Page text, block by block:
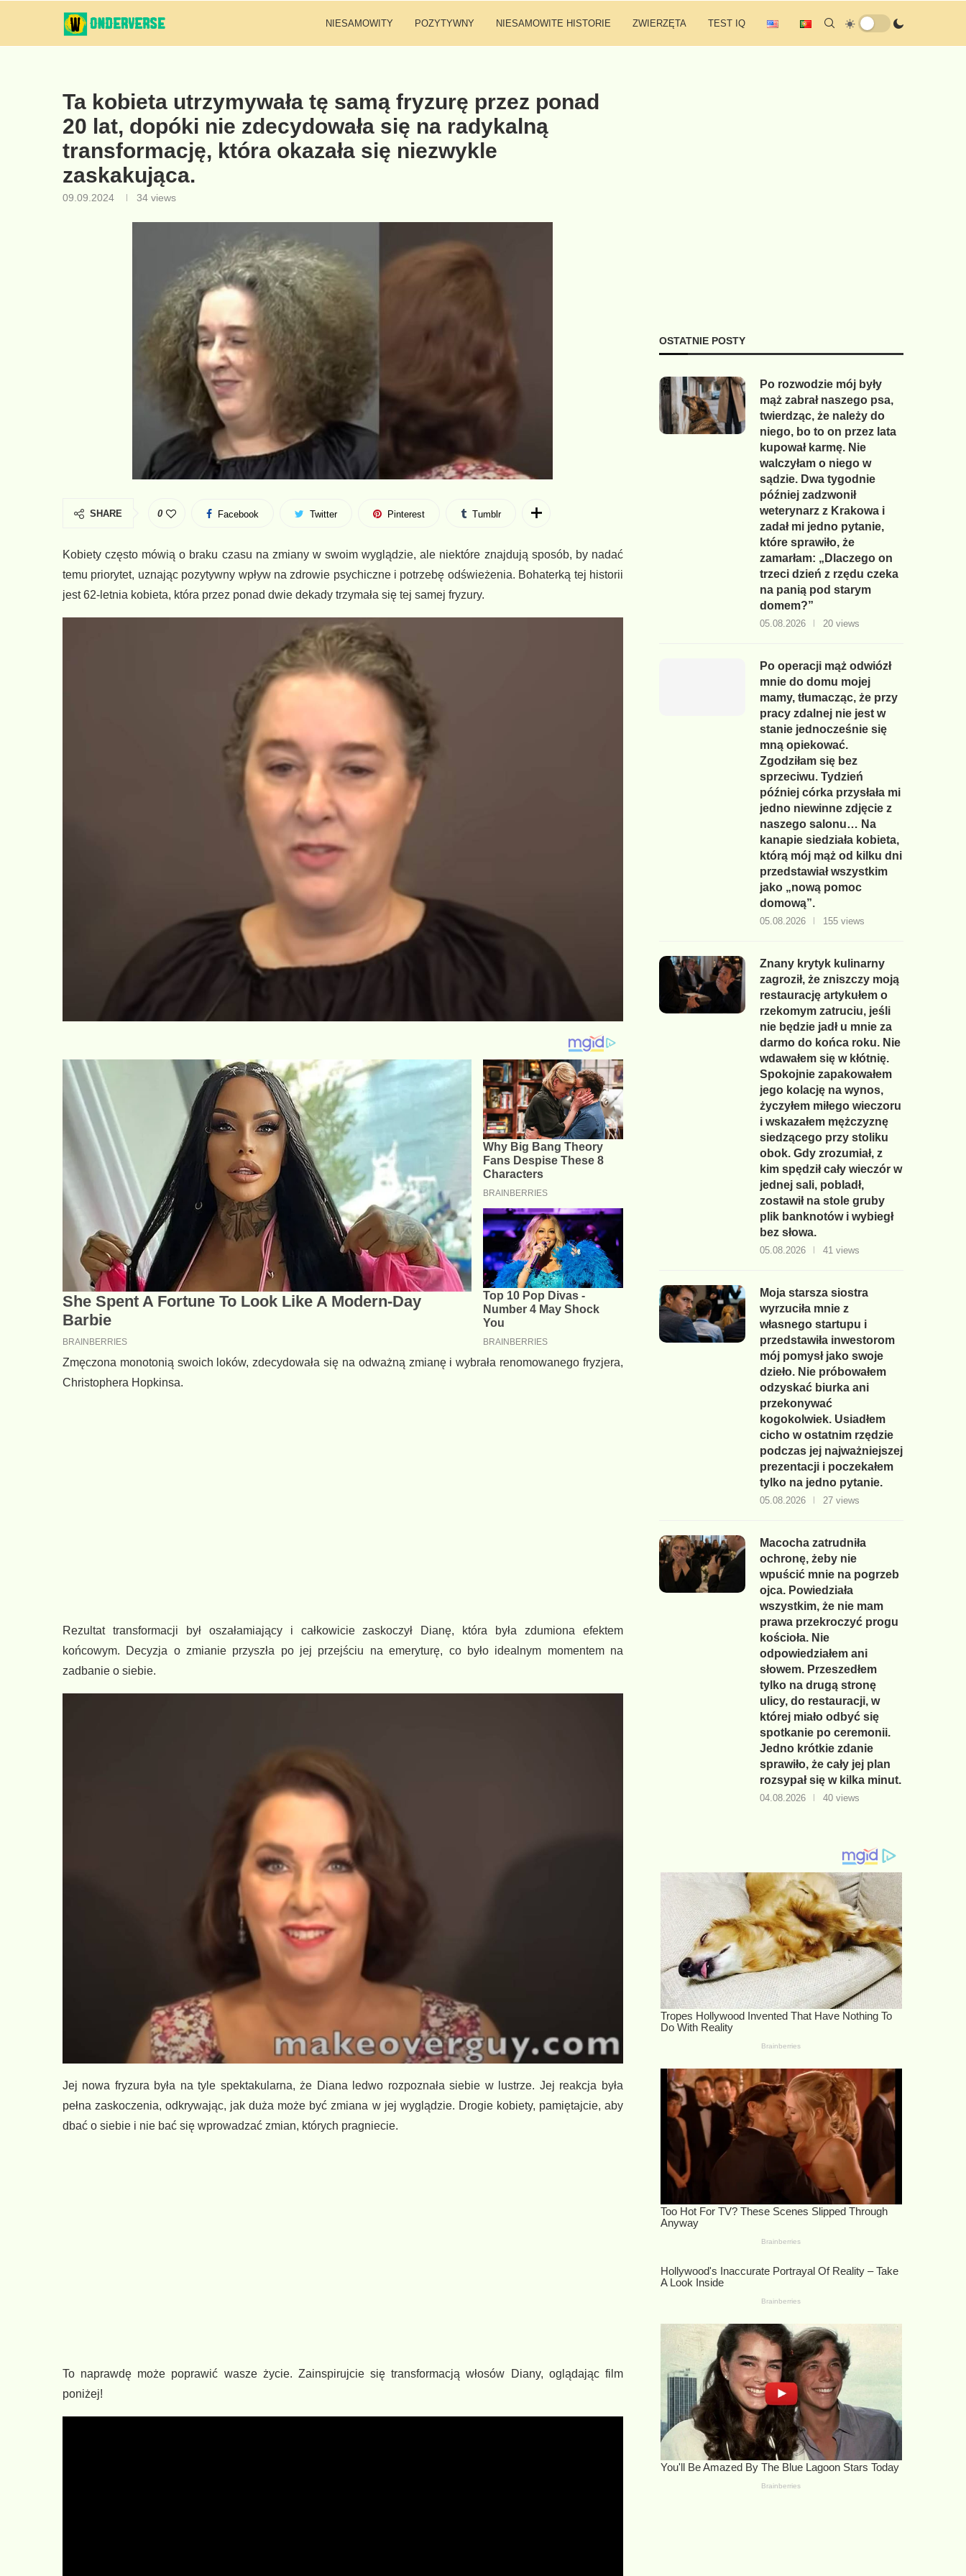
NIESAMOWITY POZYTYWNY NIESAMOWITE HISTORIE ZWIERZĘTA TEST IQ
Ta kobieta utrzymywała tę samą fryzurę przez ponad
20 lat, dopóki nie zdecydowała się na radykalną
transformację, która okazała się niezwykle
zaskakująca.
09.09.2024 34 views
SHARE 0 Facebook Twitter Pinterest Tumblr
Kobiety często mówią o braku czasu na zmiany w swoim wyglądzie, ale niektóre znajdują sposób, by nadać
temu priorytet, uznając pozytywny wpływ na zdrowie psychiczne i potrzebę odświeżenia. Bohaterką tej historii
jest 62-letnia kobieta, która przez ponad dwie dekady trzymała się tej samej fryzury.
Zmęczona monotonią swoich loków, zdecydowała się na odważną zmianę i wybrała renomowanego fryzjera,
Christophera Hopkinsa.
Rezultat transformacji był oszałamiający i całkowicie zaskoczył Dianę, która była zdumiona efektem
końcowym. Decyzja o zmianie przyszła po jej przejściu na emeryturę, co było idealnym momentem na
zadbanie o siebie.
Jej nowa fryzura była na tyle spektakularna, że Diana ledwo rozpoznała siebie w lustrze. Jej reakcja była
pełna zaskoczenia, odkrywając, jak duża może być zmiana w jej wyglądzie. Drogie kobiety, pamiętajcie, aby
dbać o siebie i nie bać się wprowadzać zmian, których pragniecie.
To naprawdę może poprawić wasze życie. Zainspirujcie się transformacją włosów Diany, oglądając film
poniżej!
OSTATNIE POSTY
Po rozwodzie mój były
mąż zabrał naszego psa,
twierdząc, że należy do
niego, bo to on przez lata
kupował karmę. Nie
walczyłam o niego w
sądzie. Dwa tygodnie
później zadzwonił
weterynarz z Krakowa i
zadał mi jedno pytanie,
które sprawiło, że
zamarłam: „Dlaczego on
trzeci dzień z rzędu czeka
na panią pod starym
domem?”
05.08.2026 20 views
Po operacji mąż odwiózł
mnie do domu mojej
mamy, tłumacząc, że przy
pracy zdalnej nie jest w
stanie jednocześnie się
mną opiekować.
Zgodziłam się bez
sprzeciwu. Tydzień
później córka przysłała mi
jedno niewinne zdjęcie z
naszego salonu… Na
kanapie siedziała kobieta,
którą mój mąż od kilku dni
przedstawiał wszystkim
jako „nową pomoc
domową”.
05.08.2026 155 views
Znany krytyk kulinarny
zagroził, że zniszczy moją
restaurację artykułem o
rzekomym zatruciu, jeśli
nie będzie jadł u mnie za
darmo do końca roku. Nie
wdawałem się w kłótnię.
Spokojnie zapakowałem
jego kolację na wynos,
życzyłem miłego wieczoru
i wskazałem mężczyznę
siedzącego przy stoliku
obok. Gdy zrozumiał, z
kim spędził cały wieczór w
jednej sali, pobladł,
zostawił na stole gruby
plik banknotów i wybiegł
bez słowa.
05.08.2026 41 views
Moja starsza siostra
wyrzuciła mnie z
własnego startupu i
przedstawiła inwestorom
mój pomysł jako swoje
dzieło. Nie próbowałem
odzyskać biurka ani
przekonywać
kogokolwiek. Usiadłem
cicho w ostatnim rzędzie
podczas jej najważniejszej
prezentacji i poczekałem
tylko na jedno pytanie.
05.08.2026 27 views
Macocha zatrudniła
ochronę, żeby nie
wpuścić mnie na pogrzeb
ojca. Powiedziała
wszystkim, że nie mam
prawa przekroczyć progu
kościoła. Nie
odpowiedziałem ani
słowem. Przeszedłem
tylko na drugą stronę
ulicy, do restauracji, w
której miało odbyć się
spotkanie po ceremonii.
Jedno krótkie zdanie
sprawiło, że cały jej plan
rozsypał się w kilka minut.
04.08.2026 40 views